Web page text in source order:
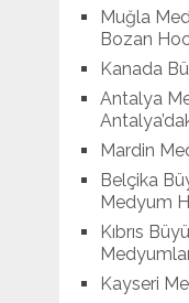
Muğla
Bozan
Kanada
Antalya
Mardin
Belçika
Medyum
Kıbrıs
Kayseri